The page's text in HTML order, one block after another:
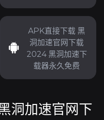
APK直接下载 黑
洞加速官网下载
2024 黑洞加速下
载器永久免费
洞加速官网下